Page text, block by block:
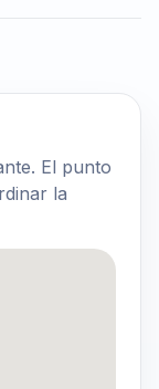
El punto
la